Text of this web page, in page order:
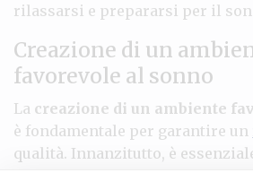
rilassarsi e prepararsi per il
Creazione di un
favorevole al sonno
La creazione di un ambiente
è fondamentale per garantire un
qualità. Innanzitutto, è